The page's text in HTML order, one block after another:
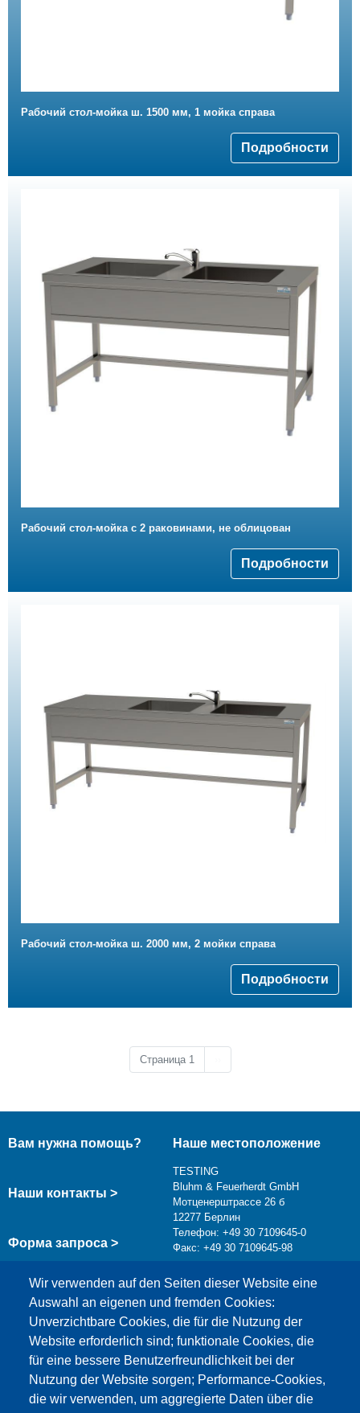
Рабочий стол-мойка ш. 1500 мм, 1 мойка справа
Подробности
Рабочий стол-мойка с 2 раковинами, не облицован
Подробности
Рабочий стол-мойка ш. 2000 мм, 2 мойки справа
Подробности
Страница 1
Wir verwenden auf den Seiten dieser Website eine
Auswahl an eigenen und fremden Cookies:
Unverzichtbare Cookies, die für die Nutzung der
Website erforderlich sind; funktionale Cookies, die
für eine bessere Benutzerfreundlichkeit bei der
Nutzung der Website sorgen; Performance-Cookies,
die wir verwenden, um aggregierte Daten über die
Вам нужна помощь?
Наши контакты >
Форма запроса >
Наше местоположение
TESTING
Bluhm & Feuerherdt GmbH
Мотценерштрассе 26 б
12277 Берлин
Телефон: +49 30 7109645-0
Факс: +49 30 7109645-98
info@testing.de
Этот материал заблокирован, потому что